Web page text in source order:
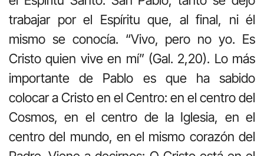
trabajar por el Espíritu que, al final, ni él
mismo se conocía. “Vivo, pero no yo. Es
Cristo quien vive en mí” (Gal. 2,20). Lo más
importante de Pablo es que ha sabido
colocar a Cristo en el Centro: en el centro del
Cosmos, en el centro de la Iglesia, en el
centro del mundo, en el mismo corazón del